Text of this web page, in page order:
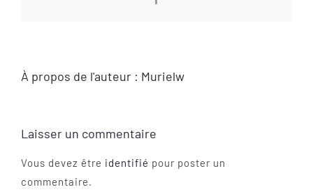
À propos de l'auteur : Murielw
Laisser un commentaire
Vous devez être identifié pour poster un
commentaire.